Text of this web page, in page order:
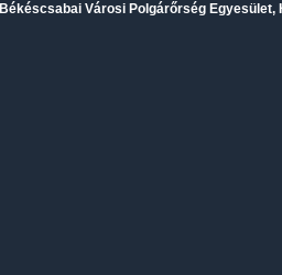
Békéscsabai Városi Polgárőrség Egyesület,